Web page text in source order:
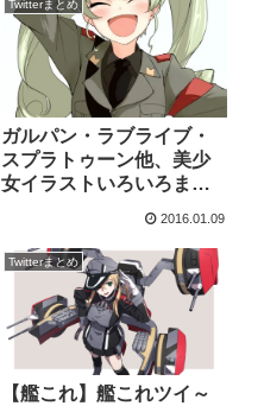
Twitterまとめ
ガルパン・ラブライブ・
スプラトゥーン他、美少
女イラストいろいろまと
2016.01.09
Twitterまとめ
【艦これ】艦これツイ～